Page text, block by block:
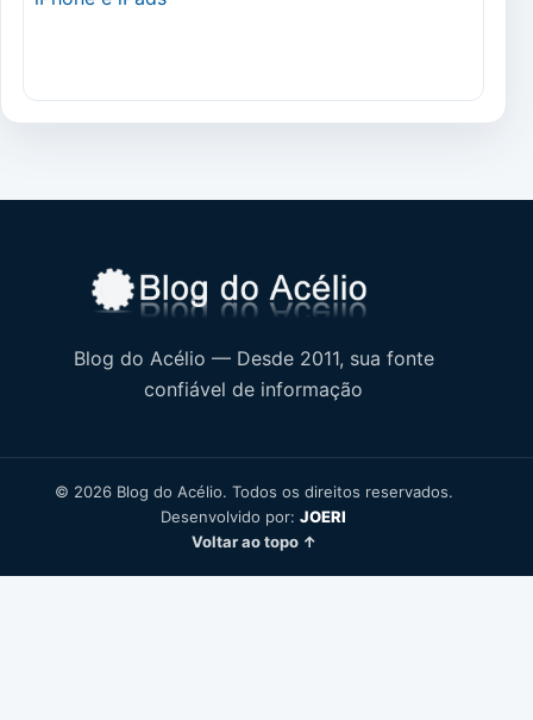
Blog do Acélio — Desde 2011, sua fonte
confiável de informação
© 2026 Blog do Acélio. Todos os direitos reservados.
Desenvolvido por: JOERI
Voltar ao topo ↑